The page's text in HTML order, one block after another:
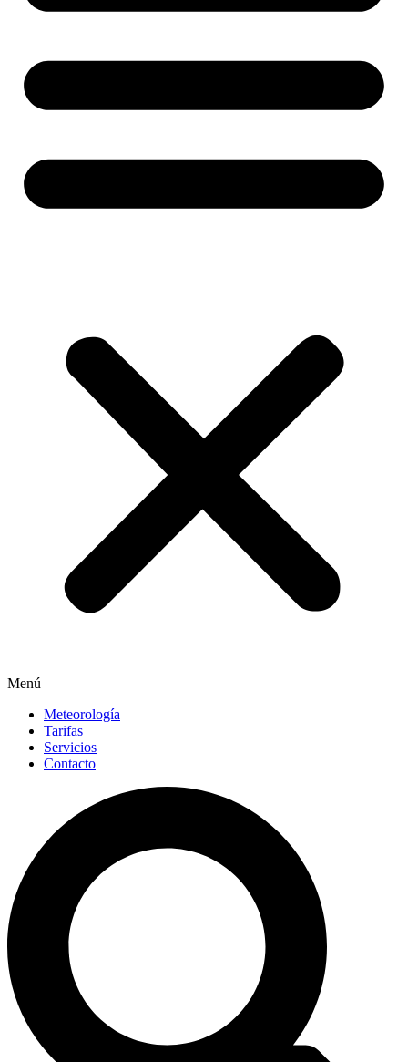
Menú
Meteorología
Tarifas
Servicios
Contacto